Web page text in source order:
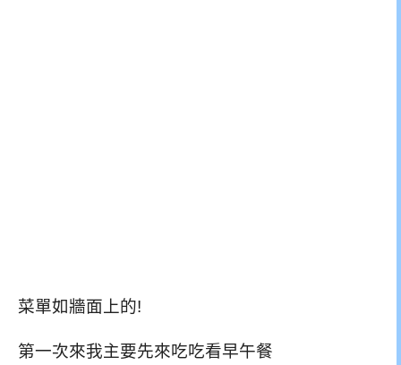
菜單如牆面上的!
第一次來我主要先來吃吃看早午餐